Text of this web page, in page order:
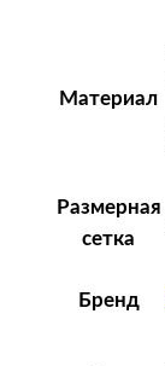
Материал
Размерная
сетка
Бренд